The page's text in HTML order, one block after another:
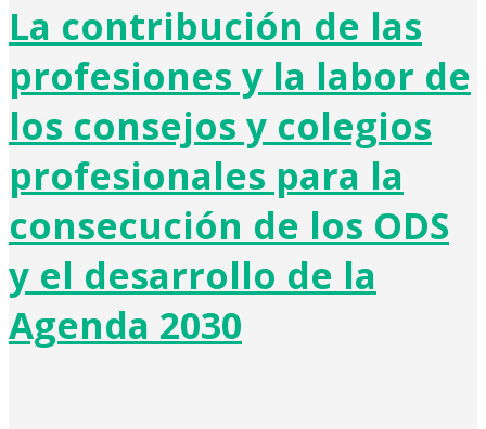
La contribución de las
profesiones y la labor de
los consejos y colegios
profesionales para la
consecución de los ODS
y el desarrollo de la
Agenda 2030